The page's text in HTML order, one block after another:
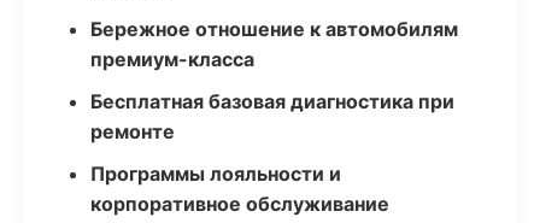
Бережное отношение к автомобилям
премиум-класса
Бесплатная базовая диагностика при
ремонте
Программы лояльности и
корпоративное обслуживание